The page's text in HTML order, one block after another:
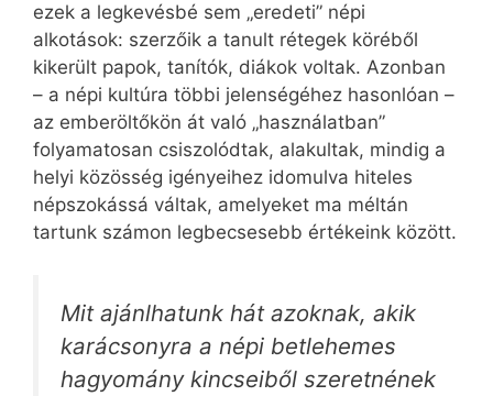
ezek a legkevésbé sem „eredeti” népi
alkotások: szerzőik a tanult rétegek köréből
kikerült papok, tanítók, diákok voltak. Azonban
– a népi kultúra többi jelenségéhez hasonlóan –
az emberöltőkön át való „használatban”
folyamatosan csiszolódtak, alakultak, mindig a
helyi közösség igényeihez idomulva hiteles
népszokássá váltak, amelyeket ma méltán
tartunk számon legbecsesebb értékeink között.
Mit ajánlhatunk hát azoknak, akik
karácsonyra a népi betlehemes
hagyomány kincseiből szeretnének